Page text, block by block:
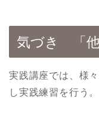
気づき 「他
実践講座では、様
し実践練習を行う。